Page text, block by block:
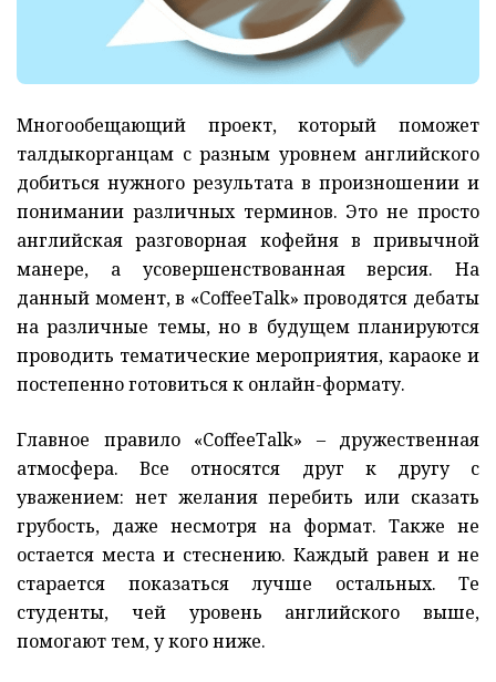
Многообещающий проект, который поможет
талдыкорганцам с разным уровнем английского
добиться нужного результата в произношении и
понимании различных терминов. Это не просто
английская разговорная кофейня в привычной
манере, а усовершенствованная версия. На
данный момент, в «‎CoffeeTalk» проводятся дебаты
на различные темы, но в будущем планируются
проводить тематические мероприятия, караоке и
постепенно готовиться к онлайн-формату.
Главное правило «‎CoffeeTalk» – дружественная
атмосфера. Все относятся друг к другу с
уважением: нет желания перебить или сказать
грубость, даже несмотря на формат. Также не
остается места и стеснению. Каждый равен и не
старается показаться лучше остальных. Те
студенты, чей уровень английского выше,
помогают тем, у кого ниже.